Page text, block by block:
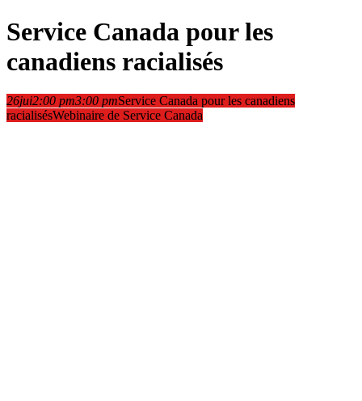
Service Canada pour les
canadiens racialisés
26jui2:00 pm3:00 pmService Canada pour les canadiens
racialisésWebinaire de Service Canada